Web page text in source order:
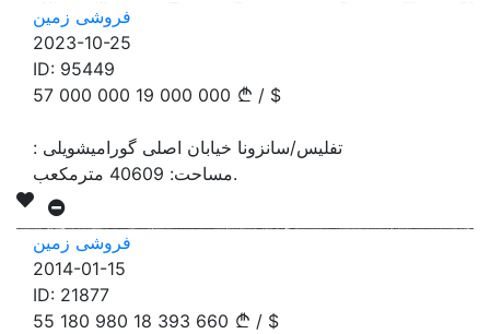
فروشی زمین
2023-10-25
ID: 95449
57 000 000 19 000 000 / $
: تفلیس/سانزونا خیابان اصلی گورامیشویلی
مساحت: 40609 مترمکعب.
فروشی زمین
2014-01-15
ID: 21877
55 180 980 18 393 660 / $